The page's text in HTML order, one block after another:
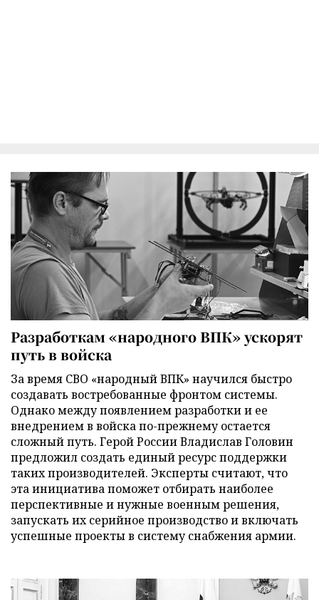
Разработкам «народного ВПК» ускорят
путь в войска
За время СВО «народный ВПК» научился быстро
создавать востребованные фронтом системы.
Однако между появлением разработки и ее
внедрением в войска по-прежнему остается
сложный путь. Герой России Владислав Головин
предложил создать единый ресурс поддержки
таких производителей. Эксперты считают, что
эта инициатива поможет отбирать наиболее
перспективные и нужные военным решения,
запускать их серийное производство и включать
успешные проекты в систему снабжения армии.